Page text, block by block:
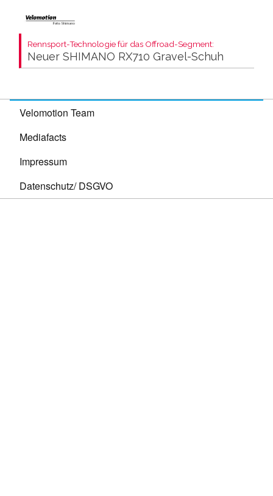
Rennsport-Technologie für das Offroad-Segment:
Neuer SHIMANO RX710 Gravel-Schuh
Velomotion Team
Mediafacts
Impressum
Datenschutz/ DSGVO